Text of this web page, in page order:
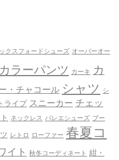
クスフォードシューズ オーバーオー
カラーパンツ カーキ カ
・チャコール シャツ
シ
ライプ スニーカー チェッ
ネックレス バレエシューズ ブー
レトロ ローファー 春夏コ
イト 秋冬コーディネート 紺・